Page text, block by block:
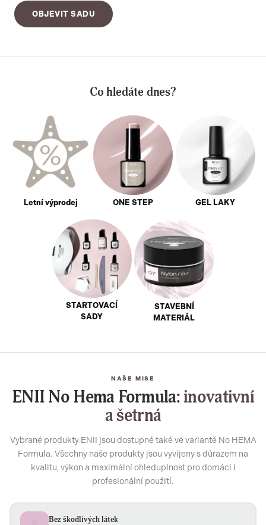
OBJEVIT SADU
Co hledáte dnes?
Letní výprodej ONE STEP GEL LAKY
STARTOVACÍ
SADY
STAVEBNÍ
MATERIÁL
NAŠE MISE
ENII No Hema Formula:inovativní
a šetrná
Vybrané produkty ENII jsou dostupné také ve variantě No HEMA
Formula. Všechny naše produkty jsou vyvíjeny s důrazem na
kvalitu, výkon a maximální ohleduplnost pro domácí i
profesionální použití.
Bez škodlivých látek